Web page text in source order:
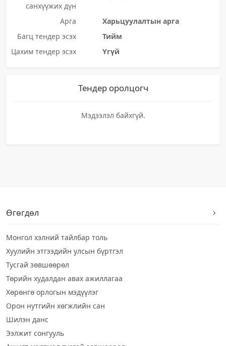
санхүүжих дүн
Арга
Харьцуулалтын арга
Багц тендер эсэх
Тийм
Цахим тендер эсэх
Үгүй
Тендер оролцогч
Мэдээлэл байхгүй.
Өгөгдөл
Монгол хэлний тайлбар толь
Хуулийн этгээдийн улсын бүртгэл
Тусгай зөвшөөрөл
Төрийн худалдан авах ажиллагаа
Хөрөнгө орлогын мэдүүлэг
Орон нутгийн хөгжлийн сан
Шилэн данс
Ээлжит сонгууль